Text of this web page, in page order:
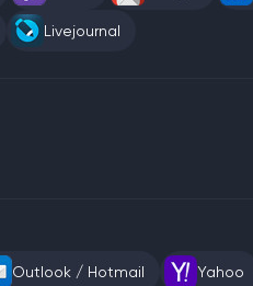
Livejournal
Outlook / Hotmail Yahoo